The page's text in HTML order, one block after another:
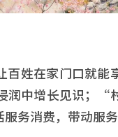
姓在家门口就能
润中增长见识；
务消费，带动服务